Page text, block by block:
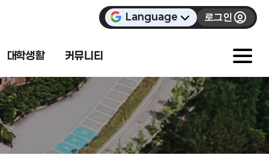
Language 로그인
대학생활 커뮤니티